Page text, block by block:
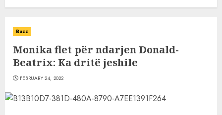
Buzz
Monika flet për ndarjen Donald-
Beatrix: Ka dritë jeshile
FEBRUARY 24, 2022